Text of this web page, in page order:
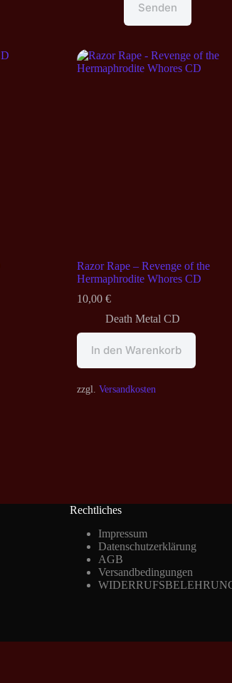
Senden
Razor Rape – Revenge of the
Hermaphrodite Whores CD
10,00 €
Death Metal CD
In den Warenkorb
zzgl. Versandkosten
Rechtliches
Impressum
Datenschutzerklärung
AGB
Versandbedingungen